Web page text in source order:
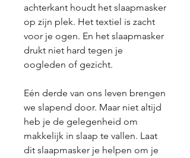
achterkant houdt het slaapmasker
op zijn plek. Het textiel is zacht
voor je ogen. En het slaapmasker
drukt niet hard tegen je
oogleden of gezicht.
Eén derde van ons leven brengen
we slapend door. Maar niet altijd
heb je de gelegenheid om
makkelijk in slaap te vallen. Laat
dit slaapmasker je helpen om je